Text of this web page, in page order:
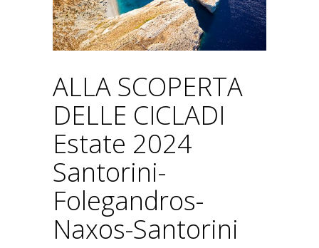
ALLA SCOPERTA
DELLE CICLADI
Estate 2024
Santorini-
Folegandros-
Naxos-Santorini